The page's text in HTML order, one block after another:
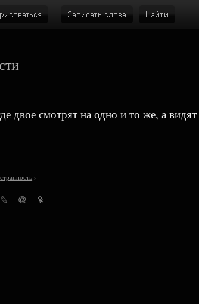
двое смотрят на одно и то же, а
странность ›